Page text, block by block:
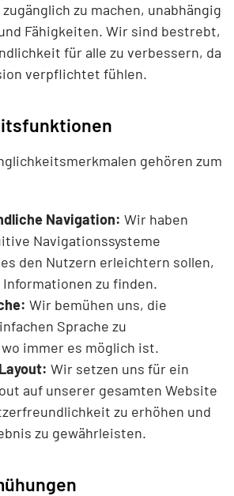
zu machen, unabhängig
Fähigkeiten. Wir sind bestrebt,
für alle zu verbessern, da
verpflichtet fühlen.
gehören zum
Navigation: Wir haben
Navigationssysteme
den Nutzern erleichtern sollen,
zu finden.
Wir bemühen uns, die
Sprache zu
immer es möglich ist.
Wir setzen uns für ein
auf unserer gesamten Website
zu erhöhen und
zu gewährleisten.